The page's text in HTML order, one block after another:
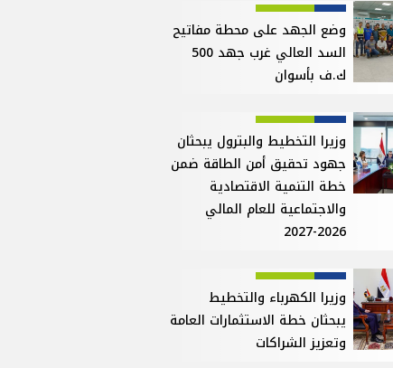
وضع الجهد على محطة مفاتيح
السد العالي غرب جهد 500
ك.ف بأسوان
وزيرا التخطيط والبترول يبحثان
جهود تحقيق أمن الطاقة ضمن
خطة التنمية الاقتصادية
والاجتماعية للعام المالي
2026-2027
وزيرا الكهرباء والتخطيط
يبحثان خطة الاستثمارات العامة
وتعزيز الشراكات